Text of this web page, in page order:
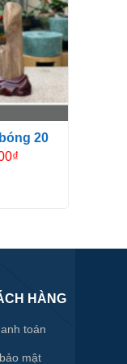
20
₫Giá
HÀNG
toán
mật